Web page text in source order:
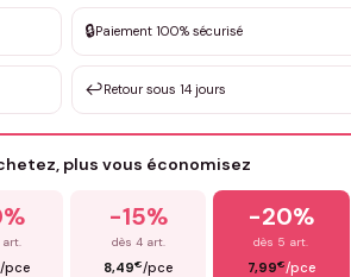
de 3 à 10€ selon la demande
🔒Paiement 100% sécurisé
↩️Retour sous 14 jours
plus vous économisez
art.
/pce
-15%
dès 4 art.
8,49€/pce
-20%
dès 5 art.
7,99€/pce